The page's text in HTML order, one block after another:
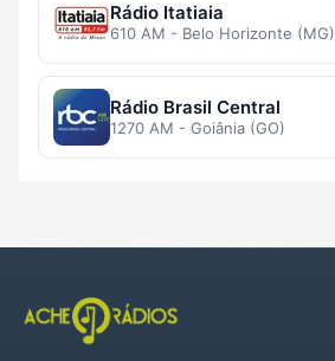
Rádio Itatiaia
610 AM - Belo Horizonte (MG)
Rádio Brasil Central
1270 AM - Goiânia (GO)